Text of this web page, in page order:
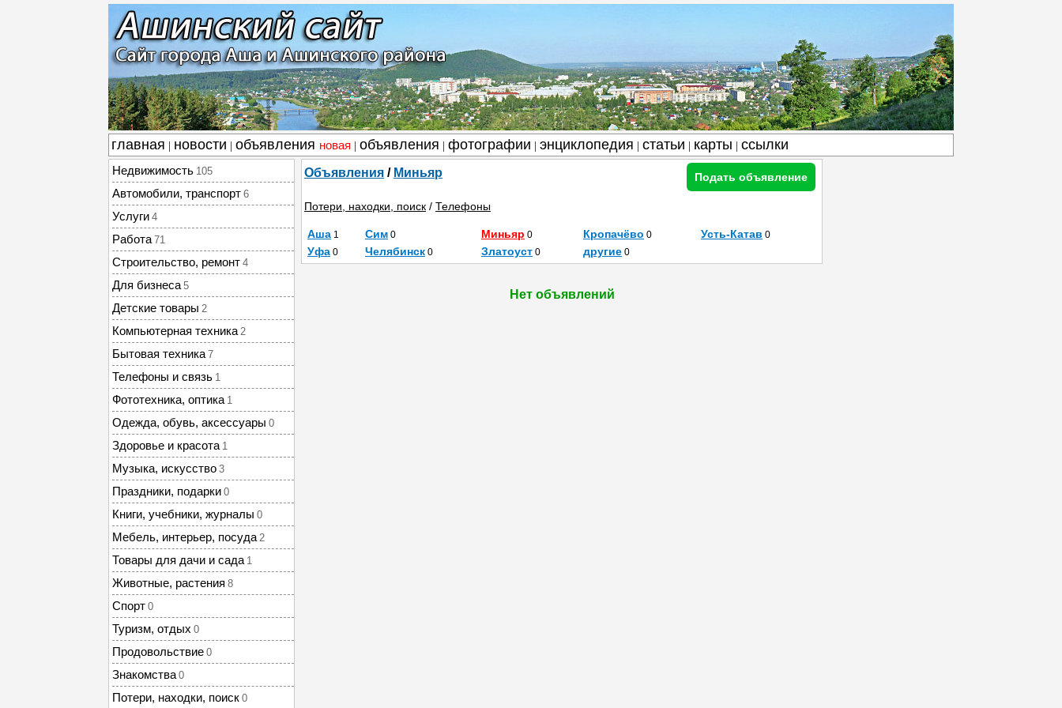
главная новости объявления новая объявления фотографии энциклопедия статьи карты ссылки
Недвижимость 105
Автомобили, транспорт 6
Услуги 4
Работа 71
Строительство, ремонт 4
Для бизнеса 5
Детские товары 2
Компьютерная техника 2
Бытовая техника 7
Телефоны и связь 1
Фототехника, оптика 1
Одежда, обувь, аксессуары 0
Здоровье и красота 1
Музыка, искусство 3
Праздники, подарки 0
Книги, учебники, журналы 0
Мебель, интерьер, посуда 2
Товары для дачи и сада 1
Животные, растения 8
Спорт 0
Туризм, отдых 0
Продовольствие 0
Знакомства 0
Потери, находки, поиск 0
Объявления / Миньяр Подать объявление
Потери, находки, поиск / Телефоны
Аша 1 Сим 0 Миньяр 0 Кропачёво 0 Усть-Катав 0
Уфа 0 Челябинск 0 Златоуст 0 другие 0
Нет объявлений